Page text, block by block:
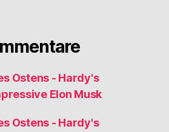
Ostens - Hardy's
Elon Musk
Ostens - Hardy's